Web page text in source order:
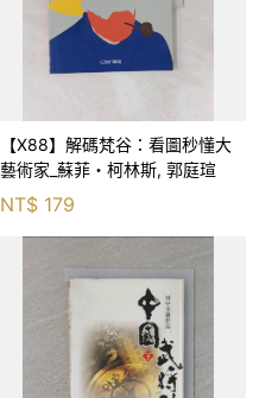
【X88】解碼梵谷：看圖秒懂大
藝術家_蘇菲・柯林斯, 郭庭瑄
NT$ 179